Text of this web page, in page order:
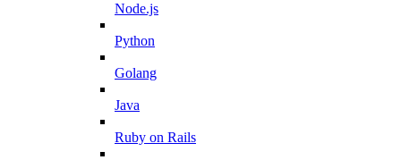
Node.js
Python
Golang
Java
Ruby on Rails